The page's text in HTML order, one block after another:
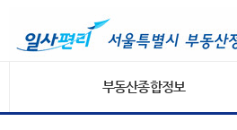
부동산종합정보